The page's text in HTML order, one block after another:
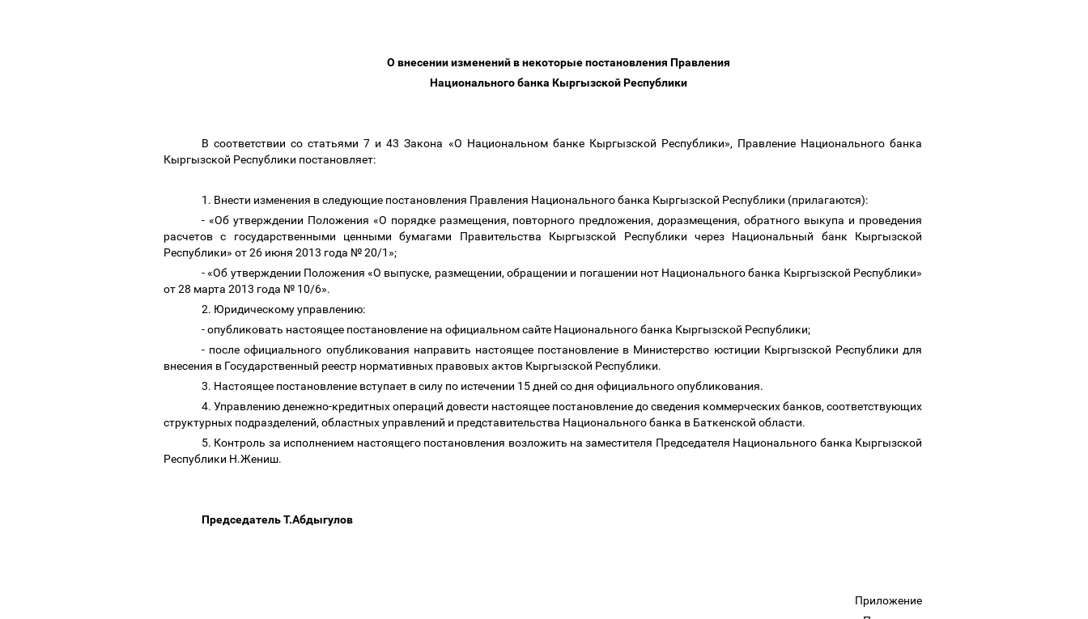
О внесении изменений в некоторые постановления Правления
Национального банка Кыргызской Республики
В соответствии состатьями 7 и 43 Закона «О Национальном банке Кыргызской Республики», Правление Национального банка
Кыргызской Республики постановляет:
1. Внести изменения в следующие постановления Правления Национального банка Кыргызской Республики (прилагаются):
- «Об утверждении Положения «О порядке размещения, повторного предложения, доразмещения, обратного выкупа и проведения
расчетов с государственными ценными бумагами Правительства Кыргызской Республики через Национальный банк Кыргызской
Республики» от 26 июня 2013 года № 20/1»;
- «Об утверждении Положения «О выпуске, размещении, обращении и погашении нот Национального банка Кыргызской Республики»
от 28 марта 2013 года № 10/6».
2. Юридическому управлению:
- опубликовать настоящее постановление на официальном сайте Национального банка Кыргызской Республики;
- после официального опубликования направить настоящее постановление в Министерство юстиции Кыргызской Республики для
внесения в Государственный реестр нормативных правовых актов Кыргызской Республики.
3. Настоящее постановление вступает в силу по истечении 15 дней со дня официального опубликования.
4. Управлению денежно-кредитных операций довести настоящее постановление до сведения коммерческих банков, соответствующих
структурных подразделений, областных управлений и представительства Национального банка в Баткенской области.
5. Контроль за исполнением настоящего постановления возложить на заместителя Председателя Национального банка Кыргызской
Республики Н.Жениш.
Председатель Т.Абдыгулов
Приложение